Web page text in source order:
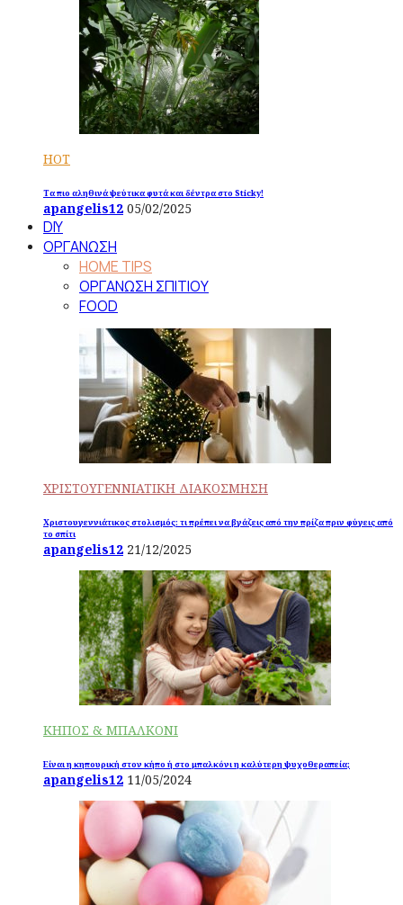
HOT
Τα πιο αληθινά ψεύτικα φυτά και δέντρα στο Sticky!
apangelis12 05/02/2025
DIY
ΟΡΓΑΝΩΣΗ
HOME TIPS
ΟΡΓΑΝΩΣΗ ΣΠΙΤΙΟΥ
FOOD
ΧΡΙΣΤΟΥΓΕΝΝΙΑΤΙΚΗ ΔΙΑΚΟΣΜΗΣΗ
Χριστουγεννιάτικος στολισμός: τι πρέπει να βγάζεις από την πρίζα πριν φύγεις από
το σπίτι
apangelis12 21/12/2025
ΚΗΠΟΣ & ΜΠΑΛΚΟΝΙ
Είναι η κηπουρική στον κήπο ή στο μπαλκόνι η καλύτερη ψυχοθεραπεία;
apangelis12 11/05/2024